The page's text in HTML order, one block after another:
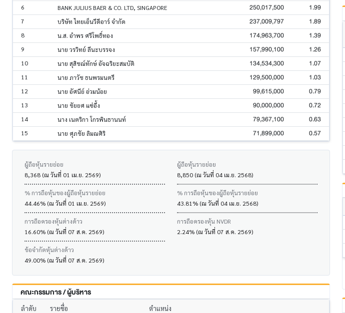
6 BANK JULIUS BAER & CO. LTD, SINGAPORE 250,017,500 1.99
7 บริษัท ไทยเอ็นวีดีอาร์ จำกัด 237,009,797 1.89
8 น.ส. อำพร ศรีโพธิ์ทอง 174,963,700 1.39
9 นาย วรวิทย์ ลีนะบรรจง 157,990,100 1.26
10 นาย สุสิชณ์ทักษ์ อัจฉริยะสมบัติ 134,534,300 1.07
11 นาย ภาวัช ธนพรมนตรี 129,500,000 1.03
12 นาย อัศนีย์ อ่วมน้อย 99,615,000 0.79
13 นาย ชัยยศ แซ่อึ้ง 90,000,000 0.72
14 นาง เนตริกา โกรพินธานนท์ 79,367,100 0.63
15 นาย ศุภชัย ลิมณศิริ 71,899,000 0.57
ผู้ถือหุ้นรายย่อย
8,368 (ณ วันที่ 01 เม.ย. 2569)
% การถือหุ้นของผู้ถือหุ้นรายย่อย
44.46% (ณ วันที่ 01 เม.ย. 2569)
การถือครองหุ้นต่างด้าว
16.60% (ณ วันที่ 07 ส.ค. 2569)
ข้อจำกัดหุ้นต่างด้าว
49.00% (ณ วันที่ 07 ส.ค. 2569)
ผู้ถือหุ้นรายย่อย
8,850 (ณ วันที่ 04 เม.ย. 2568)
% การถือหุ้นของผู้ถือหุ้นรายย่อย
43.81% (ณ วันที่ 04 เม.ย. 2568)
การถือครองหุ้น NVDR
2.24% (ณ วันที่ 07 ส.ค. 2569)
คณะกรรมการ / ผู้บริหาร
ลำดับ รายชื่อ
ตำแหน่ง